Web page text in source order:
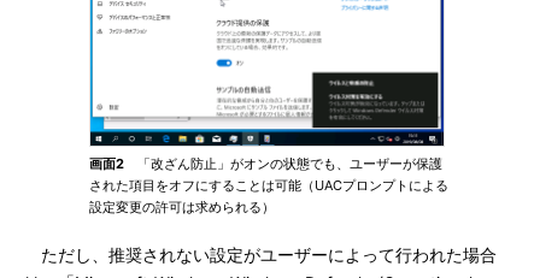
画面2 「改ざん防止」がオンの状態でも、ユーザーが保護
された項目をオフにすることは可能（UACプロンプトによる
設定変更の許可は求められる）
ただし、推奨されない設定がユーザーによって行われた場合